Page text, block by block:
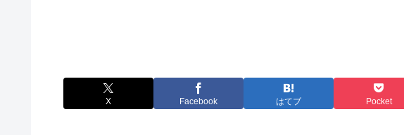
X Facebook はてブ Pocket